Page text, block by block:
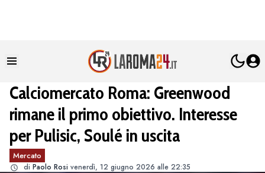
Calciomercato Roma: Greenwood
rimane il primo obiettivo. Interesse
per Pulisic, Soulé in uscita
Mercato
di Paolo Rosi venerdì, 12 giugno 2026 alle 22:35